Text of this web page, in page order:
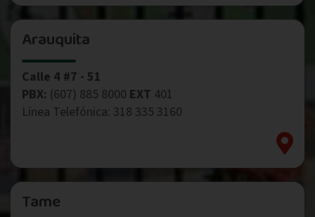
Arauquita
Calle 4 #7 - 51
PBX: (607) 885 8000 EXT 401
Línea Telefónica: 318 335 3160
Tame